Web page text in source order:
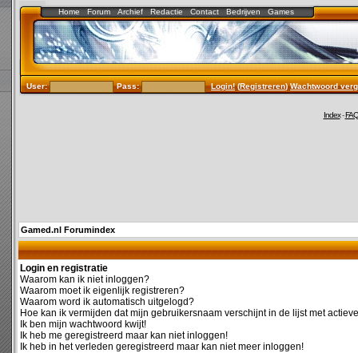
Home Forum Archief Redactie Contact Bedrijven Games
User: Pass: Login!(Registreren)Wachtwoord
Index-FAQ
Gamed.nl Forumindex
Login en registratie
Waarom kan ik niet inloggen?
Waarom moet ik eigenlijk registreren?
Waarom word ik automatisch uitgelogd?
Hoe kan ik vermijden dat mijn gebruikersnaam verschijnt in de lijst met
Ik ben mijn wachtwoord kwijt!
Ik heb me geregistreerd maar kan niet inloggen!
Ik heb in het verleden geregistreerd maar kan niet meer inloggen!